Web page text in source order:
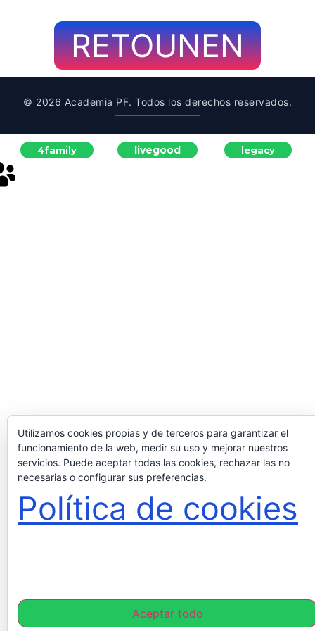
RETOUNEN
© 2026 Academia PF. Todos los derechos reservados.
4family livegood legacy
Utilizamos cookies propias y de terceros para garantizar el
funcionamiento de la web, medir su uso y mejorar nuestros
servicios. Puede aceptar todas las cookies, rechazar las no
necesarias o configurar sus preferencias.
Política de cookies
Aceptar todo